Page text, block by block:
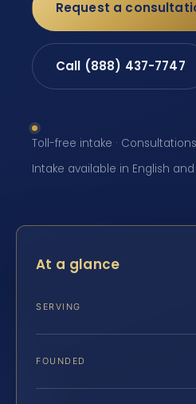
Request a
Call (888) 437-7747
Toll-free intake ·
Intake available in English
At a glance
SERVING
FOUNDED